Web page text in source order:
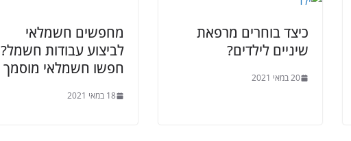
כיצד בוחרים מרפאת
שיניים לילדים?
20 במאי 2021
מחפשים חשמלאי
לביצוע עבודות חשמל?
חפשו חשמלאי מוסמך
18 במאי 2021